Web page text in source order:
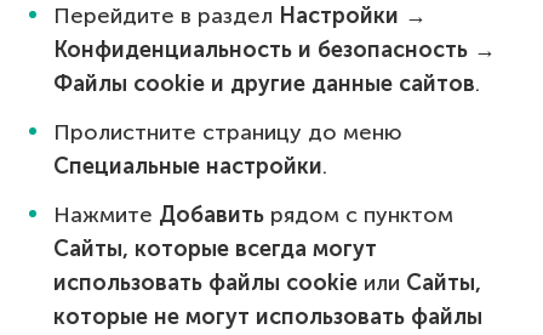
Перейдите в раздел Настройки →
Конфиденциальность и безопасность →
Файлы cookie и другие данные сайтов.
Пролистните страницу до меню
Специальные настройки.
Нажмите Добавить рядом с пунктом
Сайты, которые всегда могут
использовать файлы cookie или Сайты,
которые не могут использовать файлы